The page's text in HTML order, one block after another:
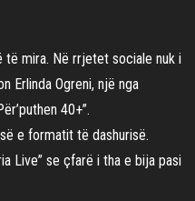
të mira. Në rrjetet sociale nuk i
Erlinda Ogreni, një nga
40+”.
e formatit të dashurisë.
Live” se çfarë i tha e bija pasi